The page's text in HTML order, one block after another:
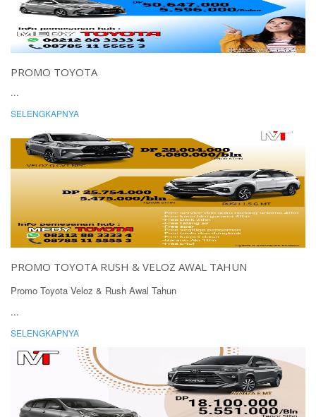
PROMO TOYOTA
...
SELENGKAPNYA
PROMO TOYOTA RUSH & VELOZ AWAL TAHUN
Promo Toyota Veloz & Rush Awal Tahun
...
SELENGKAPNYA